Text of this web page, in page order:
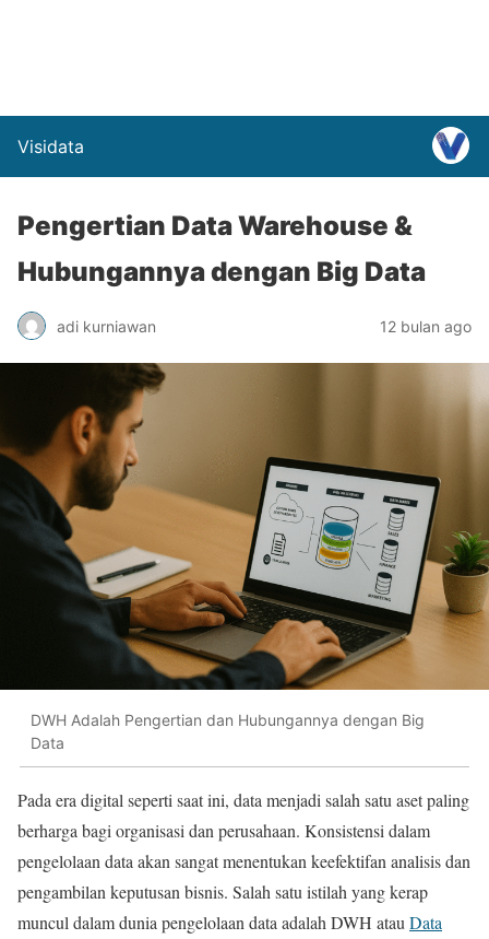
Visidata
Pengertian Data Warehouse &
Hubungannya dengan Big Data
adi kurniawan 12 bulan ago
DWH Adalah Pengertian dan Hubungannya dengan Big
Data
Pada era digital seperti saat ini, data menjadi salah satu aset paling
berharga bagi organisasi dan perusahaan. Konsistensi dalam
pengelolaan data akan sangat menentukan keefektifan analisis dan
pengambilan keputusan bisnis. Salah satu istilah yang kerap
muncul dalam dunia pengelolaan data adalah DWH atau Data